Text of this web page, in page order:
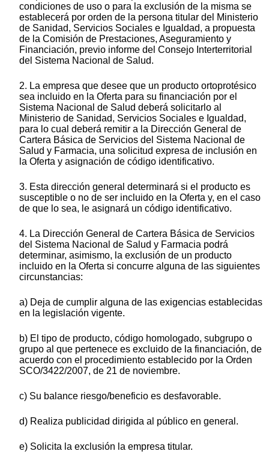
condiciones de uso o para la exclusión de la misma se
establecerá por orden de la persona titular del Ministerio
de Sanidad, Servicios Sociales e Igualdad, a propuesta
de la Comisión de Prestaciones, Aseguramiento y
Financiación, previo informe del Consejo Interterritorial
del Sistema Nacional de Salud.
2. La empresa que desee que un producto ortoprotésico
sea incluido en la Oferta para su financiación por el
Sistema Nacional de Salud deberá solicitarlo al
Ministerio de Sanidad, Servicios Sociales e Igualdad,
para lo cual deberá remitir a la Dirección General de
Cartera Básica de Servicios del Sistema Nacional de
Salud y Farmacia, una solicitud expresa de inclusión en
la Oferta y asignación de código identificativo.
3. Esta dirección general determinará si el producto es
susceptible o no de ser incluido en la Oferta y, en el caso
de que lo sea, le asignará un código identificativo.
4. La Dirección General de Cartera Básica de Servicios
del Sistema Nacional de Salud y Farmacia podrá
determinar, asimismo, la exclusión de un producto
incluido en la Oferta si concurre alguna de las siguientes
circunstancias:
a) Deja de cumplir alguna de las exigencias establecidas
en la legislación vigente.
b) El tipo de producto, código homologado, subgrupo o
grupo al que pertenece es excluido de la financiación, de
acuerdo con el procedimiento establecido por la Orden
SCO/3422/2007, de 21 de noviembre.
c) Su balance riesgo/beneficio es desfavorable.
d) Realiza publicidad dirigida al público en general.
e) Solicita la exclusión la empresa titular.